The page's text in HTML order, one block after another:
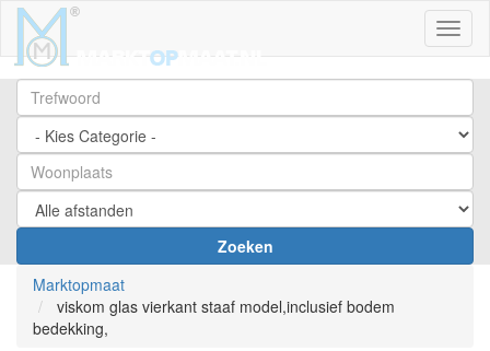
Zoeken
Marktopmaat
viskom glas vierkant staaf model,inclusief bodem
bedekking,